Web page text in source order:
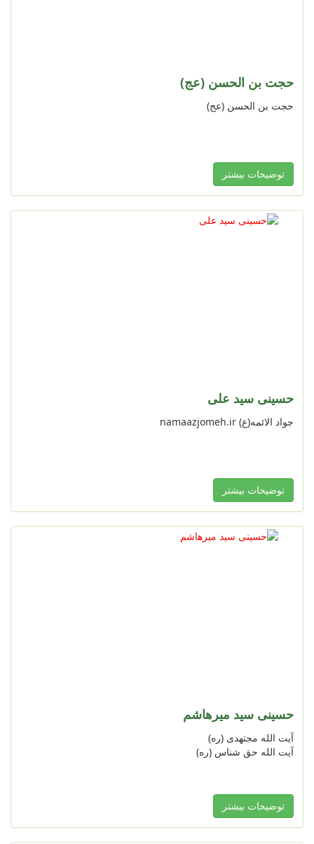
حجت بن الحسن (عج)
حجت بن الحسن (عج)
توضیحات بیشتر
حسینی سید علی
جواد الائمه(ع) namaazjomeh.ir
توضیحات بیشتر
حسینی سید میرهاشم
آیت الله مجتهدی (ره)
آیت الله حق شناس (ره)
توضیحات بیشتر